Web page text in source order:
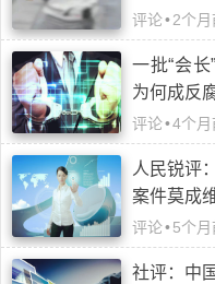
评论•2个
一批“会长
为何成反
评论•4个
人民锐评
案件莫成
评论•5个
社评：中